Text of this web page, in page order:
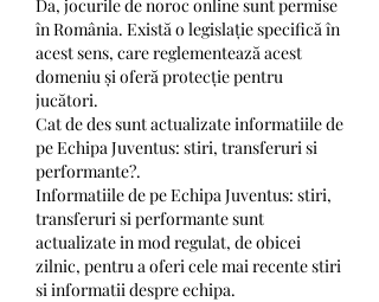
Da, jocurile de noroc online sunt permise
în România. Există o legislație specifică în
acest sens, care reglementează acest
domeniu și oferă protecție pentru
jucători.
Cat de des sunt actualizate informatiile de
pe Echipa Juventus: stiri, transferuri si
performante?.
Informatiile de pe Echipa Juventus: stiri,
transferuri si performante sunt
actualizate in mod regulat, de obicei
zilnic, pentru a oferi cele mai recente stiri
si informatii despre echipa.